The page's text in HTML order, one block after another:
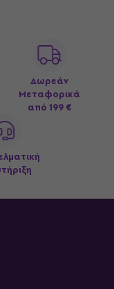
Δωρεάν
Μεταφορικά
από 199 €